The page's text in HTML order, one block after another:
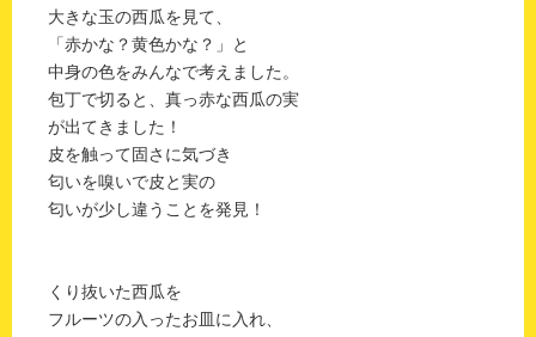
大きな玉の西瓜を見て、
「赤かな？黄色かな？」と
中身の色をみんなで考えました。
包丁で切ると、真っ赤な西瓜の実
が出てきました！
皮を触って固さに気づき
匂いを嗅いで皮と実の
匂いが少し違うことを発見！
くり抜いた西瓜を
フルーツの入ったお皿に入れ、